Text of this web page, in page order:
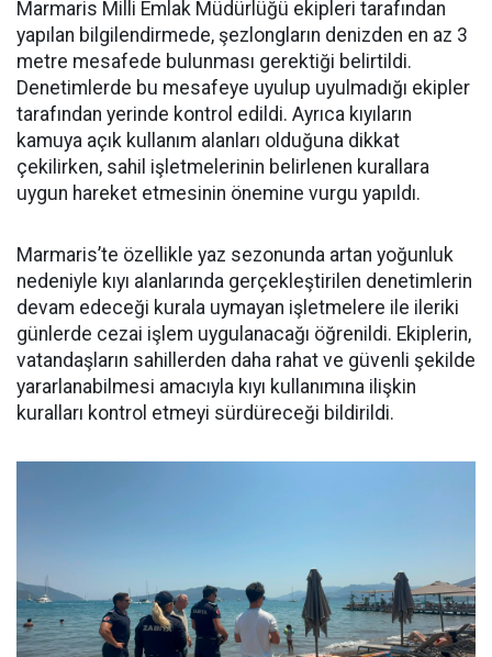
Marmaris Milli Emlak Müdürlüğü ekipleri tarafından
yapılan bilgilendirmede, şezlongların denizden en az 3
metre mesafede bulunması gerektiği belirtildi.
Denetimlerde bu mesafeye uyulup uyulmadığı ekipler
tarafından yerinde kontrol edildi. Ayrıca kıyıların
kamuya açık kullanım alanları olduğuna dikkat
çekilirken, sahil işletmelerinin belirlenen kurallara
uygun hareket etmesinin önemine vurgu yapıldı.
Marmaris’te özellikle yaz sezonunda artan yoğunluk
nedeniyle kıyı alanlarında gerçekleştirilen denetimlerin
devam edeceği kurala uymayan işletmelere ile ileriki
günlerde cezai işlem uygulanacağı öğrenildi. Ekiplerin,
vatandaşların sahillerden daha rahat ve güvenli şekilde
yararlanabilmesi amacıyla kıyı kullanımına ilişkin
kuralları kontrol etmeyi sürdüreceği bildirildi.